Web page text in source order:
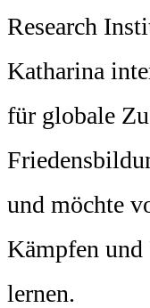
Research
Katharina
für globale
und möchte
Kämpfen
lernen.